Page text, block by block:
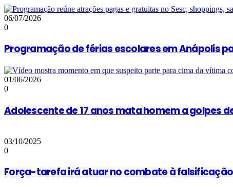
06/07/2026
0
Programação de férias escolares em Anápolis
01/06/2026
0
Adolescente de 17 anos mata homem a golpes
03/10/2025
0
Força-tarefa irá atuar no combate à